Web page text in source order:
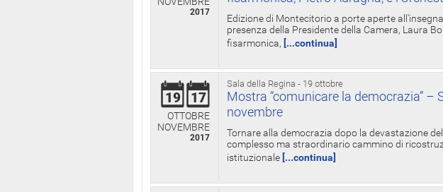
2017
Edizione di Montecitorio a porte aperte
presenza della Presidente della Camera, Laura
fisarmonica, [...continua]
Sala della Regina - 19 ottobre
19 17
OTTOBRE
NOVEMBRE
2017
Mostra “comunicare la democrazia” –
novembre
Tornare alla democrazia dopo la devastazione
complesso ma straordinario cammino di
istituzionale [...continua]